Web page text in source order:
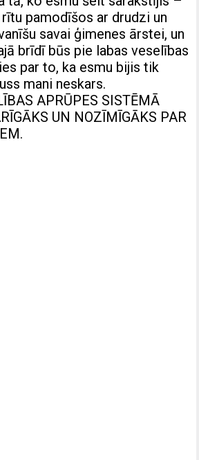
pamodīšos ar drudzi un
savai ģimenes ārstei, un
brīdī būs pie labas veselības
par to, ka esmu bijis tik
mani neskars.
APRŪPES SISTĒMĀ
UN NOZĪMĪGĀKS PAR